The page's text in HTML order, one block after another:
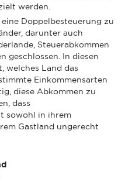
werden.
eine Doppelbesteuerung zu
darunter auch
Steuerabkommen
geschlossen. In diesen
welches Land das
Einkommensarten
diese Abkommen zu
dass
sowohl in ihrem
Gastland ungerecht